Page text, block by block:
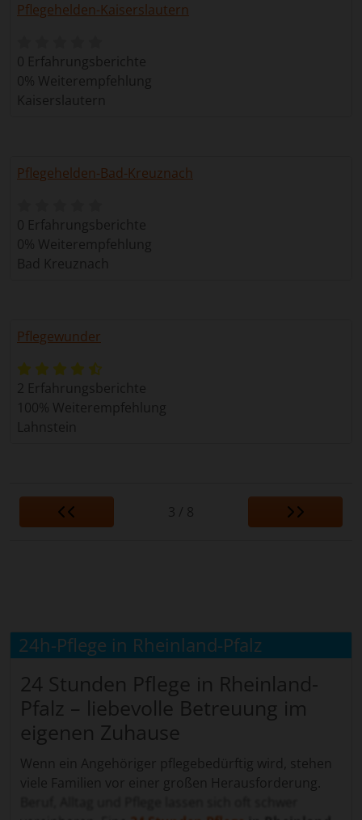
Pflegehelden-Kaiserslautern
0 Erfahrungsberichte
0% Weiterempfehlung
Kaiserslautern
Pflegehelden-Bad-Kreuznach
0 Erfahrungsberichte
0% Weiterempfehlung
Bad Kreuznach
Pflegewunder
2 Erfahrungsberichte
100% Weiterempfehlung
Lahnstein
3 / 8
24h-Pflege in Rheinland-Pfalz
24 Stunden Pflege in Rheinland-
Pfalz – liebevolle Betreuung im
eigenen Zuhause
Wenn ein Angehöriger pflegebedürftig wird, stehen
viele Familien vor einer großen Herausforderung.